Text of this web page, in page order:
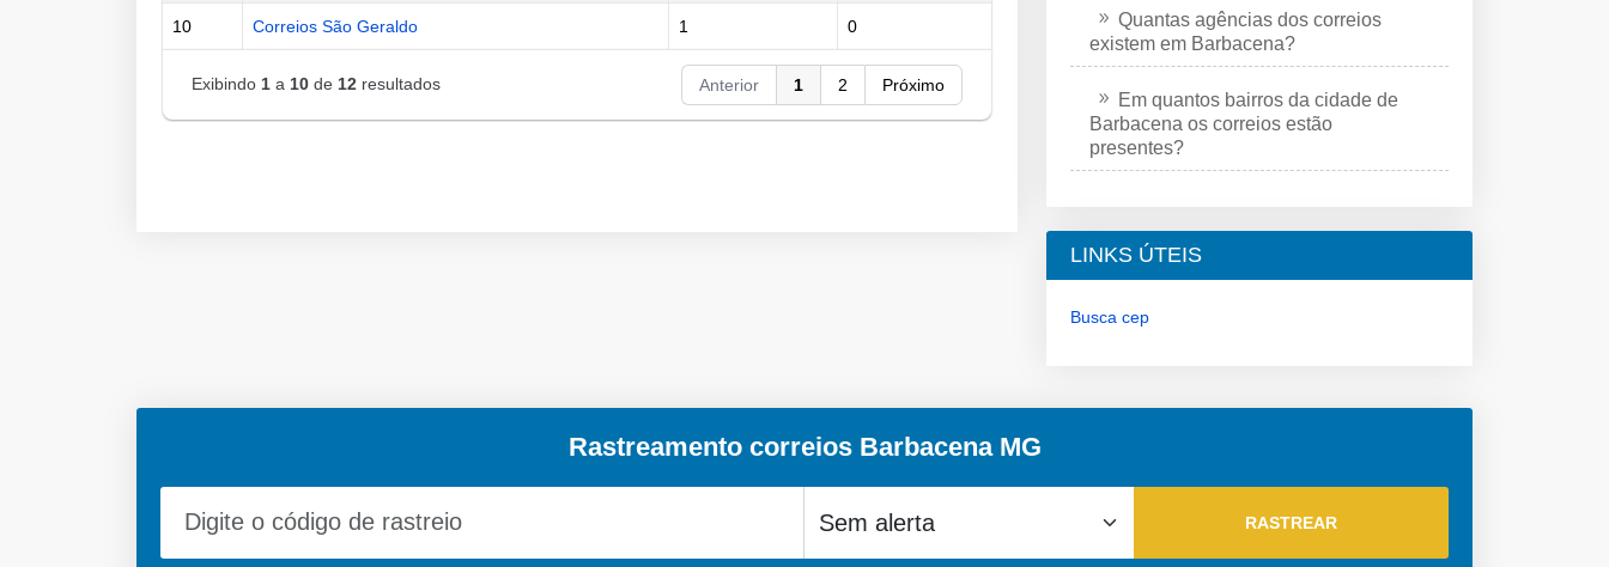
10 Correios São Geraldo 1 0
Exibindo 1 a 10 de 12 resultados Anterior 1 2 Próximo
Quantas agências dos correios
existem em Barbacena?
Em quantos bairros da cidade de
Barbacena os correios estão
presentes?
LINKS ÚTEIS
Busca cep
Rastreamento correios Barbacena MG